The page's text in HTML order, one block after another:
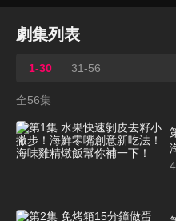
劇集列表
1-30 31-56
全56集